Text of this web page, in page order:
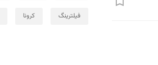
فیلترینگ کرونا